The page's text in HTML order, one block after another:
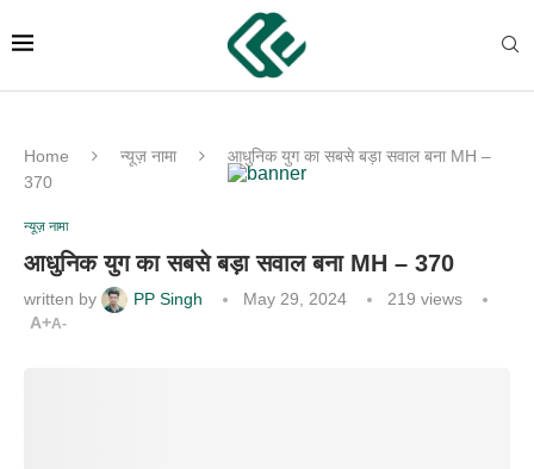
Home न्यूज़ नामा
आधुनिक युग का सबसे बड़ा सवाल बना MH –
370
न्यूज़ नामा
आधुनिक युग का सबसे बड़ा सवाल बना MH – 370
written by PP Singh May 29, 2024 219 views
A+A-